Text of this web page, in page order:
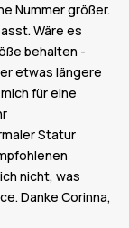
Nummer größer.
Wäre es
behalten -
etwas längere
für eine
Statur
nicht, was
Danke Corinna,